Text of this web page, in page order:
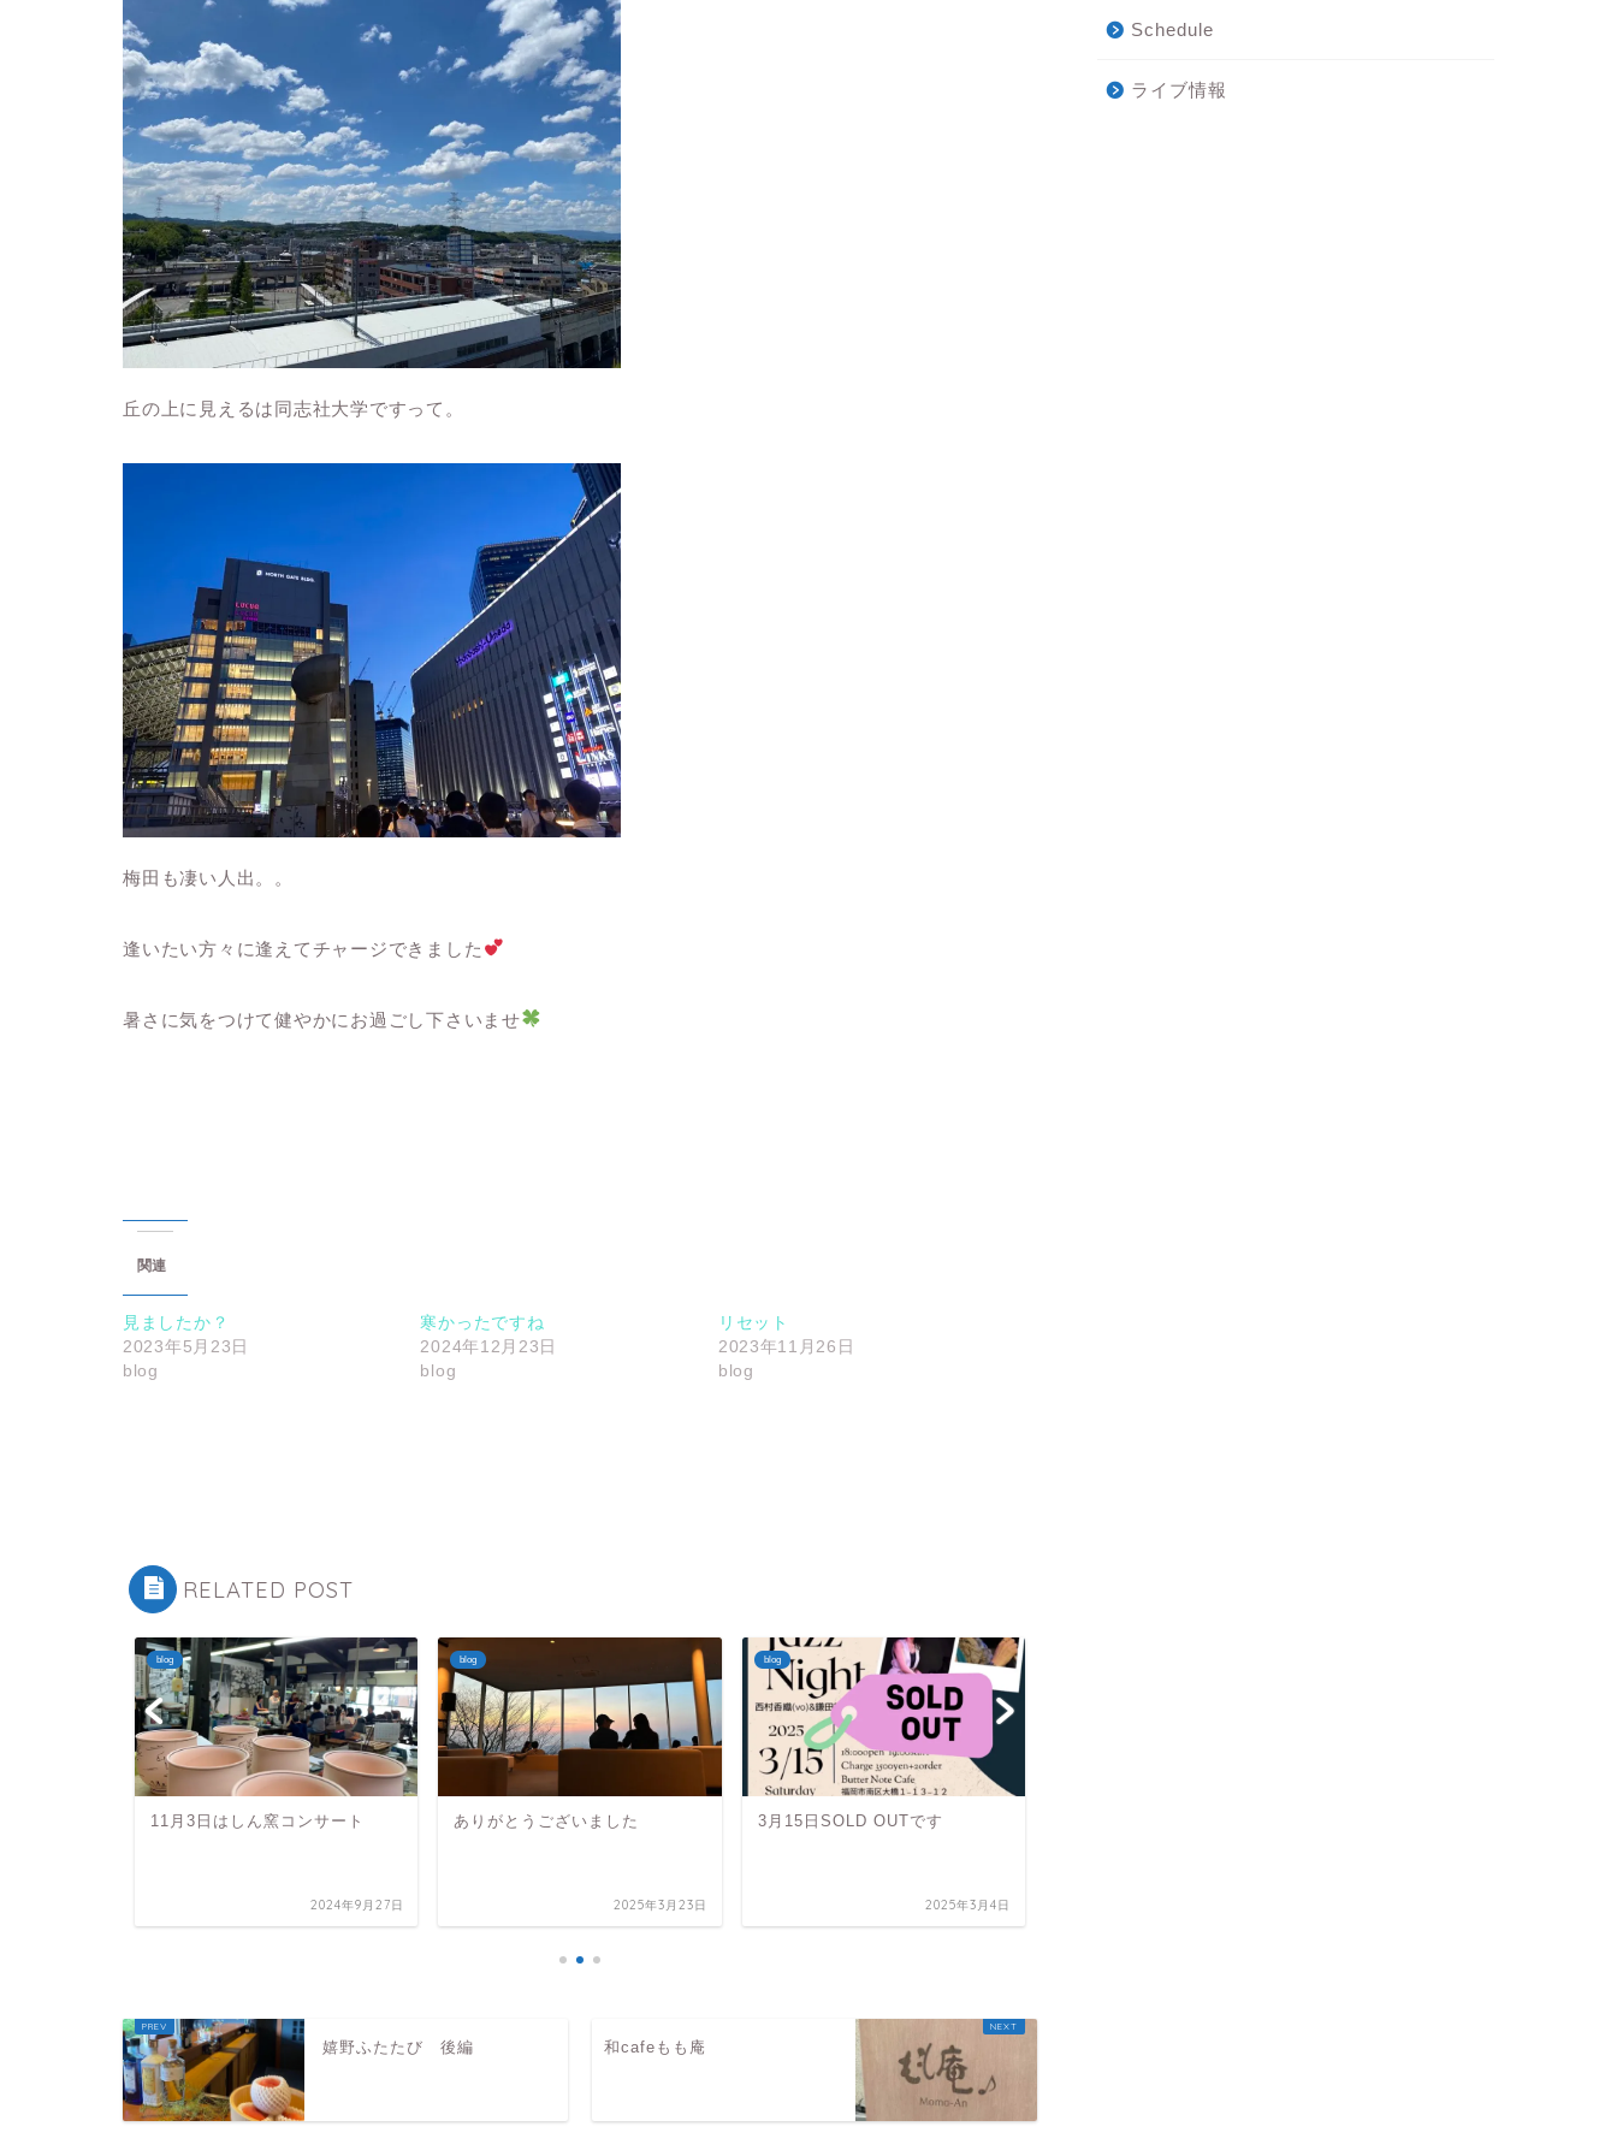
丘の上に見えるは同志社大学ですって。
梅田も凄い人出。。
逢いたい方々に逢えてチャージできました
暑さに気をつけて健やかにお過ごし下さいませ
関連
見ましたか？
2023年5月23日
blog
寒かったですね
2024年12月23日
blog
リセット
2023年11月26日
blog
RELATED POST
blog
11月3日はしん窯コンサート
2024年9月27日
blog
ありがとうございました
2025年3月23日
blog
3月15日SOLD OUTです
2025年3月4日
嬉野ふたたび 後編 和cafeもも庵
Schedule
ライブ情報